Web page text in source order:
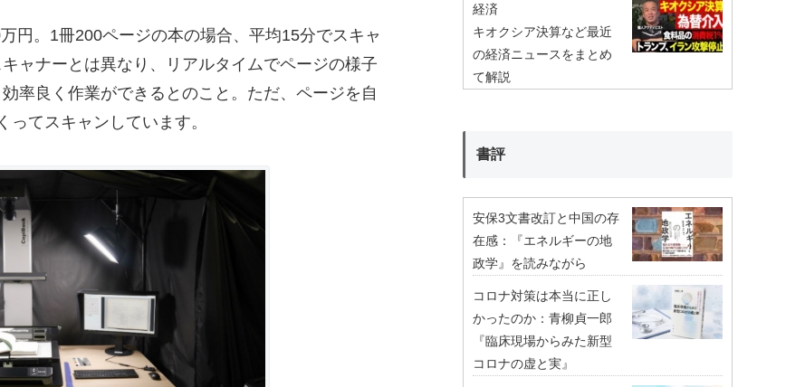
円。1冊200ページの本の場合、平均15分でスキャ
ャナーとは異なり、リアルタイムでページの様子
率良く作業ができるとのこと。ただ、ページを自
てスキャンしています。
経済
キオクシア決算など最近
の経済ニュースをまとめ
て解説
書評
安保3文書改訂と中国の存
在感：『エネルギーの地
政学』を読みながら
コロナ対策は本当に正し
かったのか：青柳貞一郎
『臨床現場からみた新型
コロナの虚と実』